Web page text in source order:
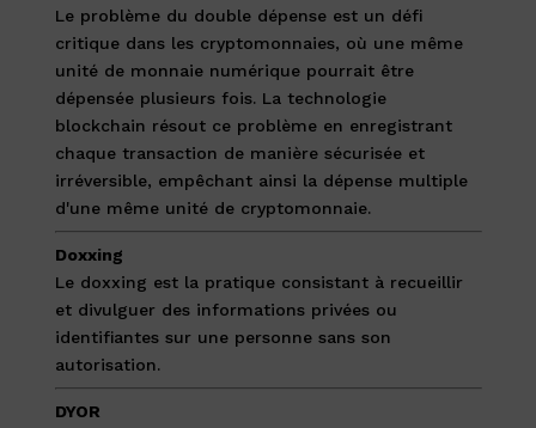
Le problème du double dépense est un défi
critique dans les cryptomonnaies, où une même
unité de monnaie numérique pourrait être
dépensée plusieurs fois. La technologie
blockchain résout ce problème en enregistrant
chaque transaction de manière sécurisée et
irréversible, empêchant ainsi la dépense multiple
d'une même unité de cryptomonnaie.
Doxxing
Le doxxing est la pratique consistant à recueillir
et divulguer des informations privées ou
identifiantes sur une personne sans son
autorisation.
DYOR